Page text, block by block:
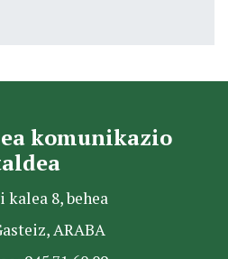
komunikazio
kalea 8, behea
ARABA